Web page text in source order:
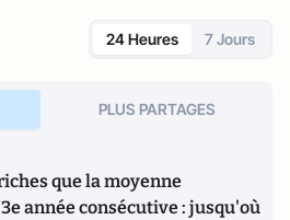
24 Heures 7 Jours
PLUS PARTAGES
que la moyenne
année consécutive : jusqu'où